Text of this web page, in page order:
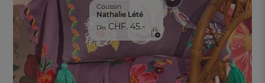
Coussin
Nathalie Lété
Dès CHF. 45.-